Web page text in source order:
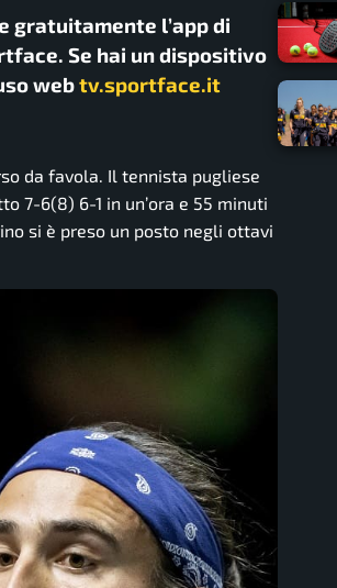
gratuitamente l’app di
Se hai un dispositivo
webtv.sportface.it
da favola. Il tennista pugliese
7-6(8) 6-1 in un’ora e 55 minuti
si è preso un posto negli ottavi